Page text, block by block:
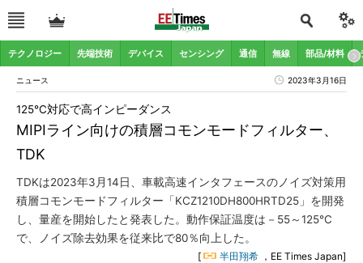
テクノロジー 先端技術 デバイス センシング 通信 無線 部品/材料
ニュース 2023年3月16日
MIPIライン向けの積層コモンモードフィルター、
TDK
125℃対応で高インピーダンス
TDKは2023年3月14日、車載高速インタフェースのノイズ対策用
積層コモンモードフィルター「KCZ1210DH800HRTD25」を開発
し、量産を開始したと発表した。動作保証温度は－55～125℃
で、ノイズ除去効果を従来比で80％向上した。
[ 半田翔希 ，EE Times Japan]